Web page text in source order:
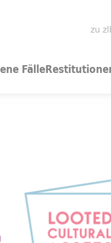
zu
Fälle